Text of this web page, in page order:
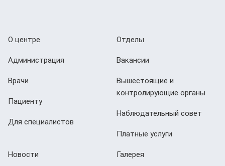
О центре
Администрация
Врачи
Пациенту
Для специалистов
Отделы
Вакансии
Вышестоящие и
контролирующие органы
Наблюдательный совет
Платные услуги
Новости Галерея